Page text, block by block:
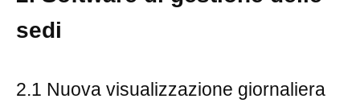
sedi
2.1 Nuova visualizzazione giornaliera